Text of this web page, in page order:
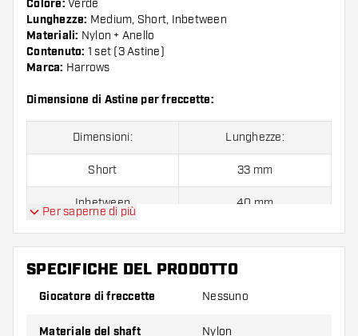
Colore: Verde
Lunghezze: Medium, Short, Inbetween
Materiali: Nylon + Anello
Contenuto: 1 set (3 Astine)
Marca: Harrows
Dimensione di Astine per freccette:
Dimensioni: Lunghezze:
Short 33 mm
Inbetween 40 mm
Medium 47 mm
Confezione da 3 pezzi.
Per saperne di più
SPECIFICHE DEL PRODOTTO
Giocatore di freccette Nessuno
Materiale del shaft Nylon